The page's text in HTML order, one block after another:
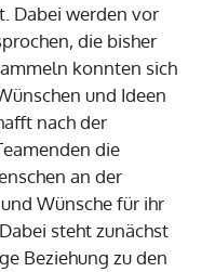
Dabei werden vor
die bisher
konnten sich
und Ideen
nach der
die
an der
Wünsche für ihr
steht zunächst
Beziehung zu den